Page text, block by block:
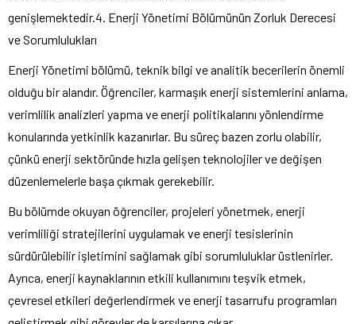
genişlemektedir.4. Enerji Yönetimi Bölümünün Zorluk Derecesi
ve Sorumlulukları
Enerji Yönetimi bölümü, teknik bilgi ve analitik becerilerin önemli
olduğu bir alandır. Öğrenciler, karmaşık enerji sistemlerini anlama,
verimlilik analizleri yapma ve enerji politikalarını yönlendirme
konularında yetkinlik kazanırlar. Bu süreç bazen zorlu olabilir,
çünkü enerji sektöründe hızla gelişen teknolojiler ve değişen
düzenlemelerle başa çıkmak gerekebilir.
Bu bölümde okuyan öğrenciler, projeleri yönetmek, enerji
verimliliği stratejilerini uygulamak ve enerji tesislerinin
sürdürülebilir işletimini sağlamak gibi sorumluluklar üstlenirler.
Ayrıca, enerji kaynaklarının etkili kullanımını teşvik etmek,
çevresel etkileri değerlendirmek ve enerji tasarrufu programları